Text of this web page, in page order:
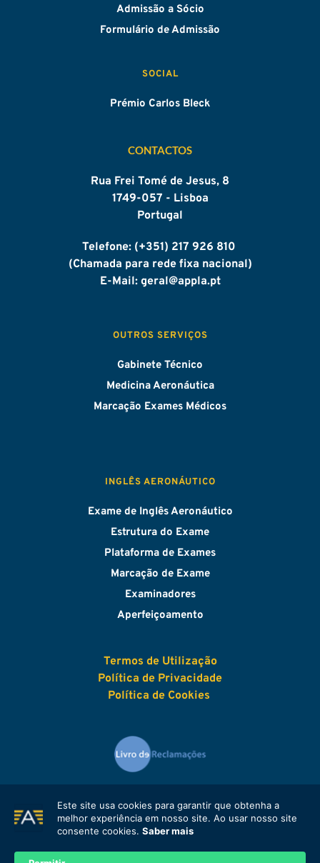
Admissão a Sócio
Formulário de Admissão
SOCIAL
Prémio Carlos Bleck
Termos de Utilização
Política de Privacidade
Política de Cookies
INGLÊS AERONÁUTICO
Exame de Inglês Aeronáutico
Estrutura do Exame
Plataforma de Exames
Marcação de Exame
Examinadores
Aperfeiçoamento
OUTROS SERVIÇOS
Gabinete Técnico
Medicina Aeronáutica
Marcação Exames Médicos
CONTACTOS
Rua Frei Tomé de Jesus, 8
1749-057 - Lisboa
Portugal
Telefone: (+351) 217 926 810
(Chamada para rede fixa nacional)
E-Mail: geral@appla.pt
powered by SoftReady
Este site usa cookies para garantir que obtenha a
melhor experiência em nosso site. Ao usar nosso site
consente cookies. Saber mais